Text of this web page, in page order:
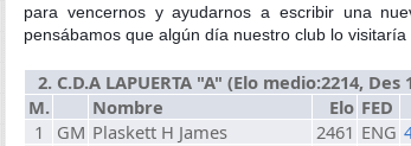
para vencernos y ayudarnos a escribir una
pensábamos que algún día nuestro club lo
2. C.D.A LAPUERTA "A" (Elo medio:2214, Des
M.
Nombre Elo FED
1
GM Plaskett H James 2461 ENG